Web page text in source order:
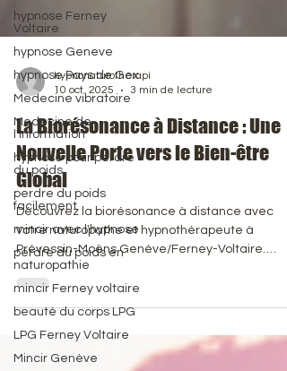
hypnose Ferney
Voltaire
hypnose Geneve
hypnose Pays de Gex
Medecine vibratoire
Medecine de
l'information
hypnose pour perdre
du poids
perdre du poids
facilement
mincir avec l'hypnose
perdre du poids en
naturopathie
mincir Ferney voltaire
beauté du corps LPG
LPG Ferney Voltaire
Mincir Genève
hypnonaturotherapi
10 oct. 2025
3 min de lecture
La Biorésonance à Distance : Une
Nouvelle Porte vers le Bien-être
Global
Découvrez la biorésonance à distance avec
votre naturopathe et hypnothérapeute à
Prévessin-Moëns Genève/Ferney-Voltaire.
Grâce au Life System, harmonisez votre
et gérez le stress, les intolérances et la fatigue
sans vous déplacer. La biorésonance à
utilise l'information vibratoire pour stimuler